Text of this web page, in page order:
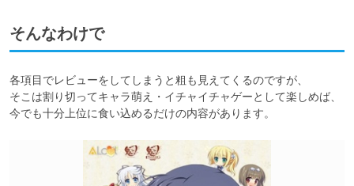
そんなわけで
各項目でレビューをしてしまうと粗も見えてくるのですが、
そこは割り切ってキャラ萌え・イチャイチャゲーとして楽しめば、
今でも十分上位に食い込めるだけの内容があります。